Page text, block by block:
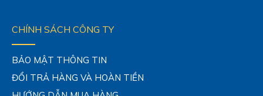
CHÍNH SÁCH CÔNG TY
BẢO MẬT THÔNG TIN
ĐỔI TRẢ HÀNG VÀ HOÀN TIỀN